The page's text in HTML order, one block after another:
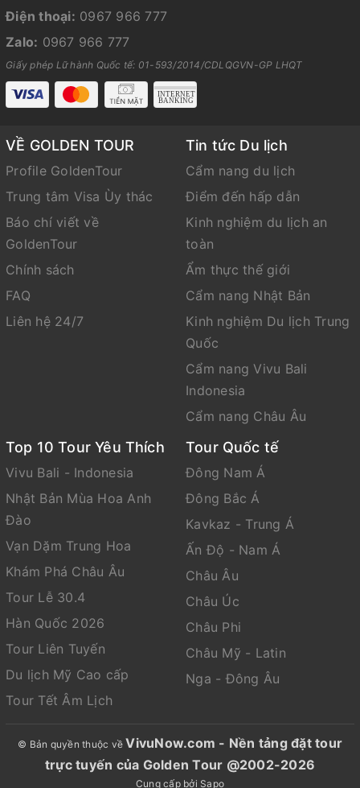
Điện thoại: 0967 966 777
Zalo: 0967 966 777
Giấy phép Lữ hành Quốc tế: 01-593/2014/CDLQGVN-GP LHQT
VỀ GOLDEN TOUR
Profile GoldenTour
Trung tâm Visa Ùy thác
Báo chí viết về
GoldenTour
Chính sách
FAQ
Liên hệ 24/7
Tin tức Du lịch
Cẩm nang du lịch
Điểm đến hấp dẫn
Kinh nghiệm du lịch an
toàn
Ẩm thực thế giới
Cẩm nang Nhật Bản
Kinh nghiệm Du lịch Trung
Quốc
Cẩm nang Vivu Bali
Indonesia
Cẩm nang Châu Âu
Top 10 Tour Yêu Thích
Vivu Bali - Indonesia
Nhật Bản Mùa Hoa Anh
Đào
Vạn Dặm Trung Hoa
Khám Phá Châu Âu
Tour Lễ 30.4
Hàn Quốc 2026
Tour Liên Tuyến
Du lịch Mỹ Cao cấp
Tour Tết Âm Lịch
Tour Quốc tế
Đông Nam Á
Đông Bắc Á
Kavkaz - Trung Á
Ấn Độ - Nam Á
Châu Âu
Châu Úc
Châu Phi
Châu Mỹ - Latin
Nga - Đông Âu
© Bản quyền thuộc về VivuNow.com - Nền tảng đặt tour
trực tuyến của Golden Tour @2002-2026
Cung cấp bởi Sapo